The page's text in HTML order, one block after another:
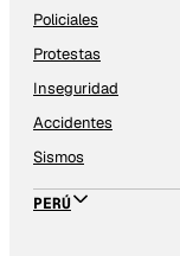
Policiales
Protestas
Inseguridad
Accidentes
Sismos
PERÚ